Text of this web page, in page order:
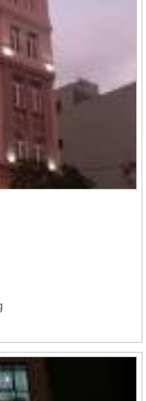
Indochine Danang là
hoạt động trong tháng
và trang trí đẹp mắt phục